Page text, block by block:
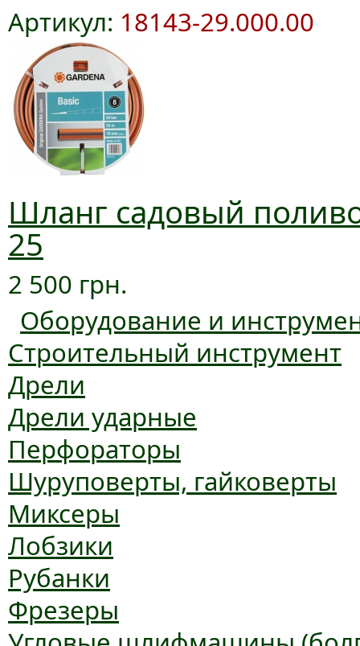
Артикул: 18143-29.000.00
Шланг садовый
25
2 500 грн.
Оборудование и
Строительный инструмент
Дрели
Дрели ударные
Перфораторы
Шуруповерты, гайковерты
Миксеры
Лобзики
Рубанки
Фрезеры